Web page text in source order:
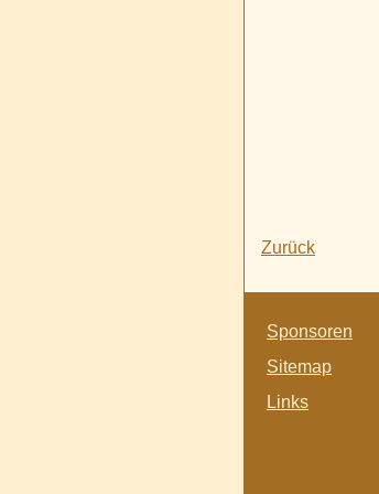
Zurück
Navigation
überspringen
Sponsoren
Sitemap
Links